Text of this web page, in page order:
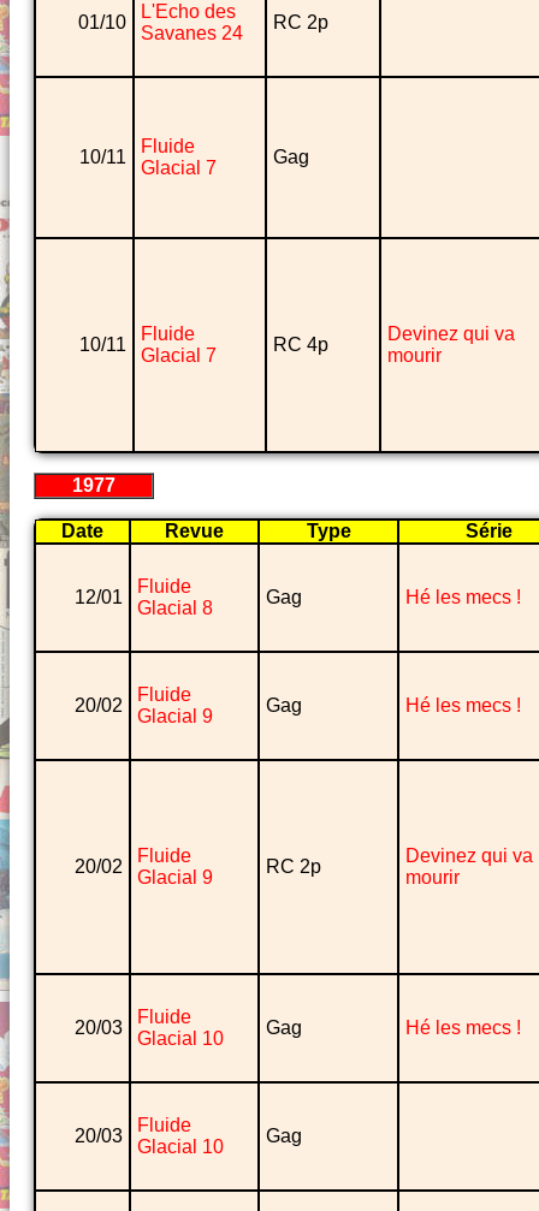
01/10
L'Echo des
Savanes 24
RC 2p
10/11
Fluide
Glacial 7
Gag
10/11
Fluide
Glacial 7
RC 4p
Devinez qui va
mourir
1977
Date Revue Type Série
12/01
Fluide
Glacial 8
Gag Hé les mecs !
20/02
Fluide
Glacial 9
Gag Hé les mecs !
20/02
Fluide
Glacial 9
RC 2p
Devinez qui va
mourir
20/03
Fluide
Glacial 10
Gag Hé les mecs !
20/03
Fluide
Glacial 10
Gag